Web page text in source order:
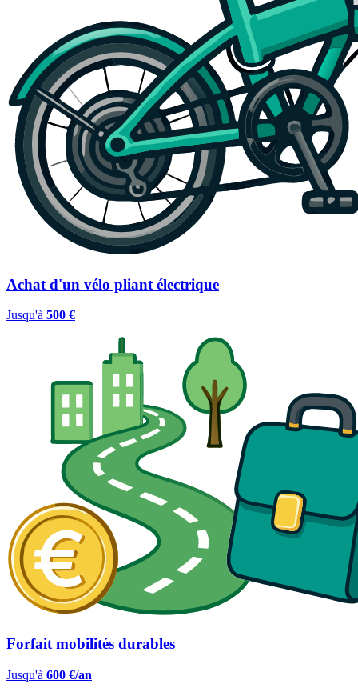
Achat d'un vélo pliant électrique
Jusqu'à 500 €
Forfait mobilités durables
Jusqu'à 600 €/an